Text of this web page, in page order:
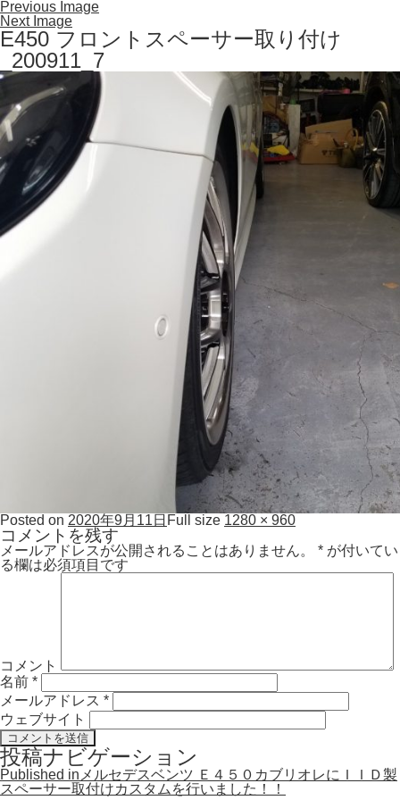
Previous Image
Next Image
E450 フロントスペーサー取り付け
_200911_7
Posted on 2020年9月11日 Full size 1280 × 960
コメントを残す
メールアドレスが公開されることはありません。 * が付いてい
る欄は必須項目です
コメント
名前 *
メールアドレス *
ウェブサイト
投稿ナビゲーション
Published in メルセデスベンツ Ｅ４５０カブリオレにＩＩＤ製
スペーサー取付けカスタムを行いました！！